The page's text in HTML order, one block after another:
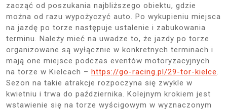
zacząć od poszukania najbliższego obiektu, gdzie
można od razu wypożyczyć auto. Po wykupieniu miejsca
na jazdę po torze następuje ustalenie i zabukowania
terminu. Należy mieć na uwadze to, że jazdy po torze
organizowane są wyłącznie w konkretnych terminach i
mają one miejsce podczas eventów motoryzacyjnych
na torze w Kielcach – https://go-racing.pl/29-tor-kielce.
Sezon na takie atrakcje rozpoczyna się zwykle w
kwietniu i trwa do października. Kolejnym krokiem jest
wstawienie się na torze wyścigowym w wyznaczonym